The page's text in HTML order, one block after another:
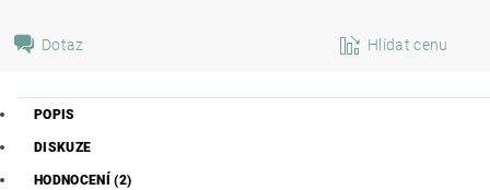
Dotaz Hlídat cenu
POPIS
DISKUZE
HODNOCENÍ (2)